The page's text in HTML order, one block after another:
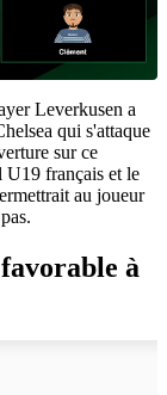
Leverkusen a
qui s'attaque
sur ce
U19 français et le
au joueur
à